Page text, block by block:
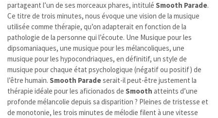
partageant l’un de ses morceaux phares, intitulé Smooth Parade.
Ce titre de trois minutes, nous évoque une vision de la musique
utilisée comme thérapie, qu’on adapterait en fonction de la
pathologie de la personne qui l’écoute. Une Musique pour les
dipsomaniaques, une musique pour les mélancoliques, une
musique pour les hypocondriaques, en définitif, un style de
musique pour chaque état psychologique (négatif ou positif) de
l’être humain. Smooth Paradeserait-il peut-être justement la
thérapie idéale pour les aficionados de Smooth atteints d’une
profonde mélancolie depuis sa disparition ? Pleines de tristesse et
de monotonie, les trois minutes de mélodie filent à une vitesse